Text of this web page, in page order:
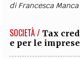
diFrancesca Manca
SOCIETÀ / Tax
e per le